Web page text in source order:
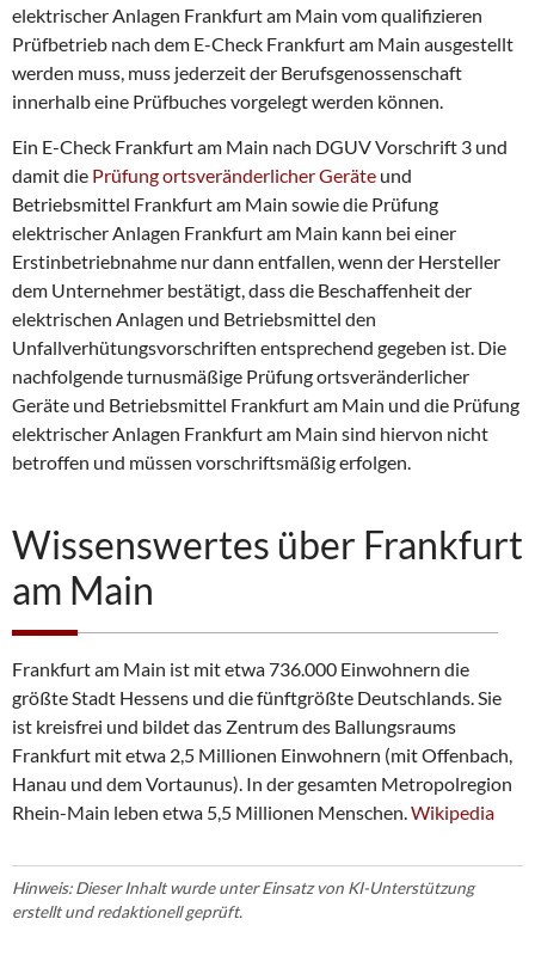
elektrischer Anlagen Frankfurt am Main vom qualifizieren
Prüfbetrieb nach dem E-Check Frankfurt am Main ausgestellt
werden muss, muss jederzeit der Berufsgenossenschaft
innerhalb eine Prüfbuches vorgelegt werden können.
Ein E-Check Frankfurt am Main nach DGUV Vorschrift 3 und
damit die Prüfung ortsveränderlicher Geräte und
Betriebsmittel Frankfurt am Main sowie die Prüfung
elektrischer Anlagen Frankfurt am Main kann bei einer
Erstinbetriebnahme nur dann entfallen, wenn der Hersteller
dem Unternehmer bestätigt, dass die Beschaffenheit der
elektrischen Anlagen und Betriebsmittel den
Unfallverhütungsvorschriften entsprechend gegeben ist. Die
nachfolgende turnusmäßige Prüfung ortsveränderlicher
Geräte und Betriebsmittel Frankfurt am Main und die Prüfung
elektrischer Anlagen Frankfurt am Main sind hiervon nicht
betroffen und müssen vorschriftsmäßig erfolgen.
Wissenswertes über Frankfurt
am Main
Frankfurt am Main ist mit etwa 736.000 Einwohnern die
größte Stadt Hessens und die fünftgrößte Deutschlands. Sie
ist kreisfrei und bildet das Zentrum des Ballungsraums
Frankfurt mit etwa 2,5 Millionen Einwohnern (mit Offenbach,
Hanau und dem Vortaunus). In der gesamten Metropolregion
Rhein-Main leben etwa 5,5 Millionen Menschen.Wikipedia
Hinweis: Dieser Inhalt wurde unter Einsatz von KI-Unterstützung
erstellt und redaktionell geprüft.